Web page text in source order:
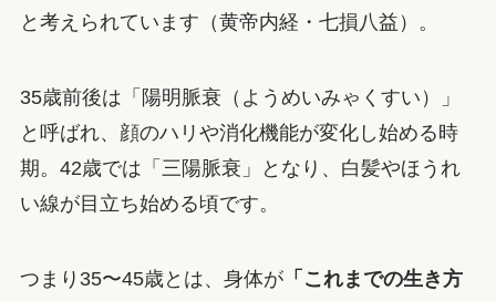
と考えられています（黄帝内経・七損八益）。
35歳前後は「陽明脈衰（ようめいみゃくすい）」
と呼ばれ、顔のハリや消化機能が変化し始める時
期。42歳では「三陽脈衰」となり、白髪やほうれ
い線が目立ち始める頃です。
つまり35〜45歳とは、身体が「これまでの生き方